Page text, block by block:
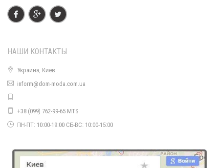
Женский зимний спортивный костюм на синтепоне
НАШИ КОНТАКТЫ
Украина, Киев
inform@dom-moda.com.ua
+38 (099) 762-99-65 MTS
ПН-ПТ: 10:00-19:00 СБ-ВС: 10:00-15:00